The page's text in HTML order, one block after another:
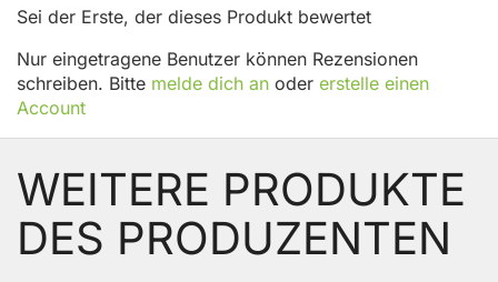
Sei der Erste, der dieses Produkt bewertet
Nur eingetragene Benutzer können Rezensionen
schreiben. Bitte melde dich an oder erstelle einen
Account
WEITERE PRODUKTE
DES PRODUZENTEN